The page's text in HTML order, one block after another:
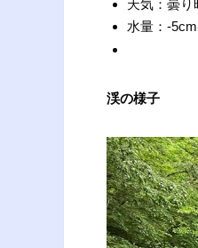
天気：曇
水量：-
渓の様子